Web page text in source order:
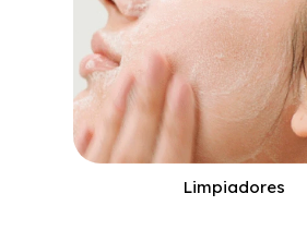
Limpiadores